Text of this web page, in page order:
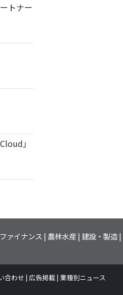
トナー
」
ファイナンス 農林水産 建設・製造
合わせ 広告掲載 業種別ニュース